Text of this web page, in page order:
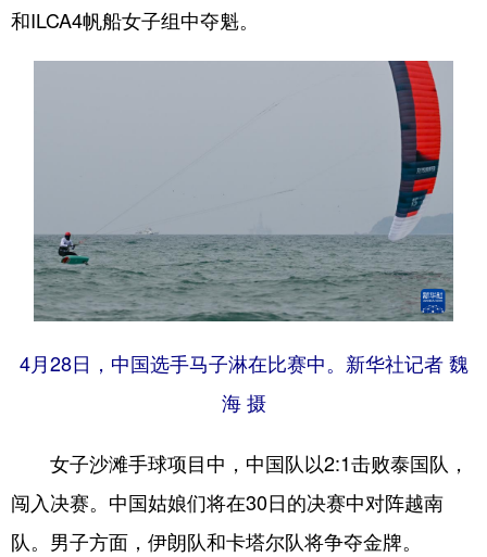
和ILCA4帆船女子组中夺魁。
4月28日，中国选手马子淋在比赛中。新华社记者 魏
海 摄
女子沙滩手球项目中，中国队以2:1击败泰国队，
闯入决赛。中国姑娘们将在30日的决赛中对阵越南
队。男子方面，伊朗队和卡塔尔队将争夺金牌。